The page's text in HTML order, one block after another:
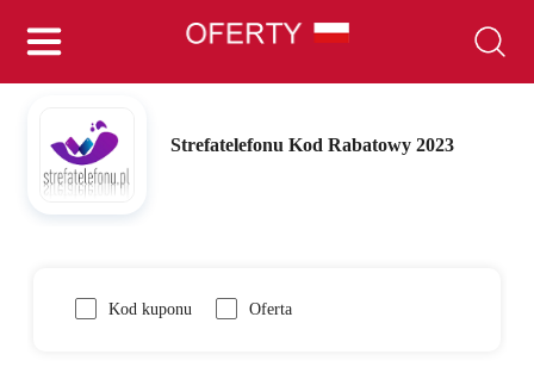
Strefatelefonu Kod Rabatowy 2023
Kod kuponu Oferta